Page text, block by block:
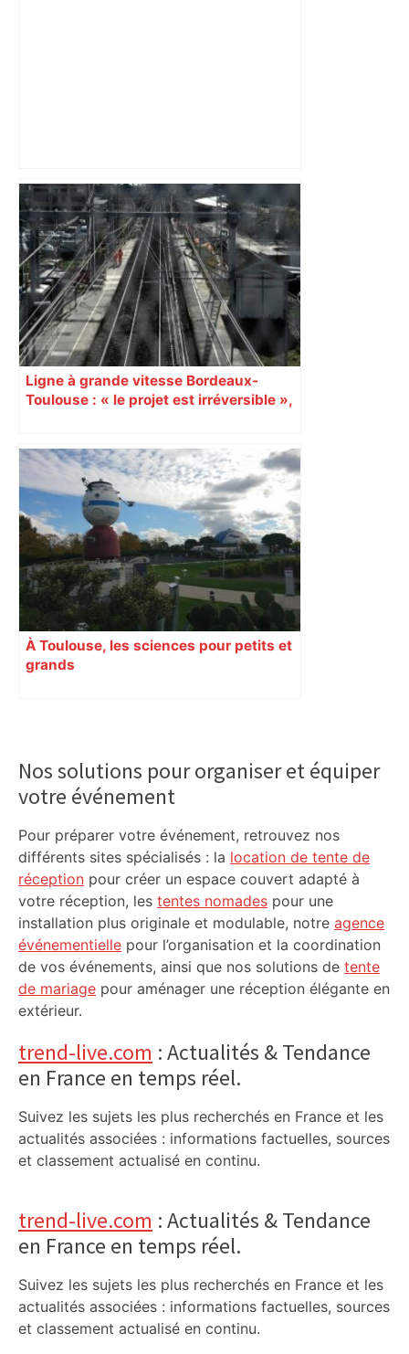
Bruits de tirs ou d'explosions sur le site
Airbus à Toulouse. Pas de panique,
c'est un exercice de gendarmerie –
France 3 Régions
Ligne à grande vitesse Bordeaux-
Toulouse : « le projet est irréversible »,
À Toulouse, les sciences pour petits et
grands
Sidebar
Nos solutions pour organiser et équiper
votre événement
Pour préparer votre événement, retrouvez nos
différents sites spécialisés : la location de tente de
réception pour créer un espace couvert adapté à
votre réception, les tentes nomades pour une
installation plus originale et modulable, notre agence
événementielle pour l’organisation et la coordination
de vos événements, ainsi que nos solutions de tente
de mariage pour aménager une réception élégante en
extérieur.
trend-live.com : Actualités & Tendance
en France en temps réel.
Suivez les sujets les plus recherchés en France et les
actualités associées : informations factuelles, sources
et classement actualisé en continu.
trend-live.com : Actualités & Tendance
en France en temps réel.
Suivez les sujets les plus recherchés en France et les
actualités associées : informations factuelles, sources
et classement actualisé en continu.